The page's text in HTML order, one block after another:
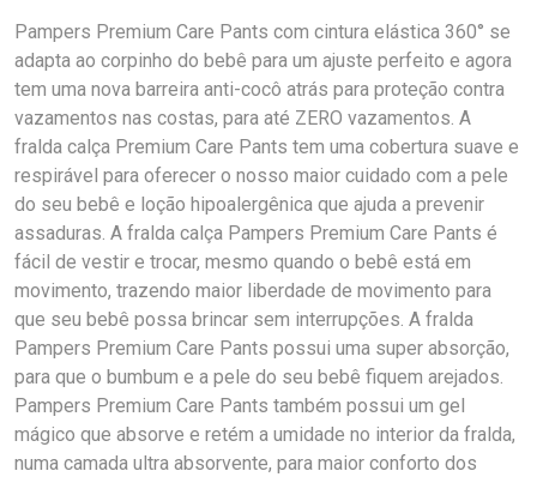
Pampers Premium Care Pants com cintura elástica 360° se
adapta ao corpinho do bebê para um ajuste perfeito e agora
tem uma nova barreira anti-cocô atrás para proteção contra
vazamentos nas costas, para até ZERO vazamentos. A
fralda calça Premium Care Pants tem uma cobertura suave e
respirável para oferecer o nosso maior cuidado com a pele
do seu bebê e loção hipoalergênica que ajuda a prevenir
assaduras. A fralda calça Pampers Premium Care Pants é
fácil de vestir e trocar, mesmo quando o bebê está em
movimento, trazendo maior liberdade de movimento para
que seu bebê possa brincar sem interrupções. A fralda
Pampers Premium Care Pants possui uma super absorção,
para que o bumbum e a pele do seu bebê fiquem arejados.
Pampers Premium Care Pants também possui um gel
mágico que absorve e retém a umidade no interior da fralda,
numa camada ultra absorvente, para maior conforto dos